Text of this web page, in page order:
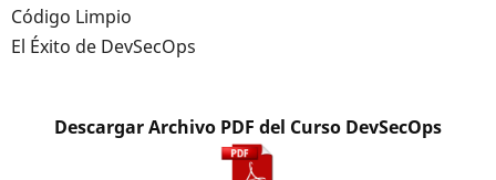
Código Limpio
El Éxito de DevSecOps
Descargar Archivo PDF del Curso DevSecOps